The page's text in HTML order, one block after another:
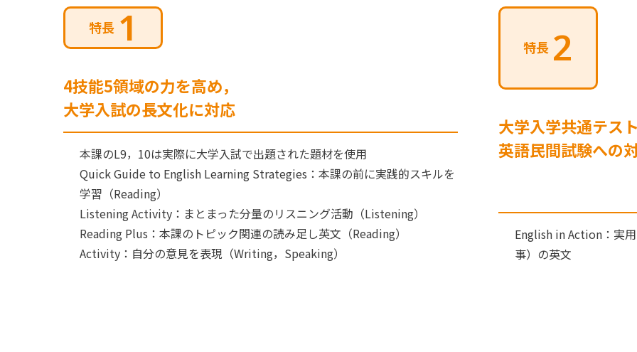
特長 1
4技能5領域の力を高め，
大学入試の長文化に対応
本課のL9，10は実際に大学入試で出題された題材を使用
Quick Guide to English Learning Strategies：本課の前に実践的スキルを
学習（Reading）
Listening Activity：まとまった分量のリスニング活動（Listening）
Reading Plus：本課のトピック関連の読み足し英文（Reading）
Activity：自分の意見を表現（Writing，Speaking）
特長 2
大学入学共通テス
英語民間試験への
English in Action：実
事）の英文